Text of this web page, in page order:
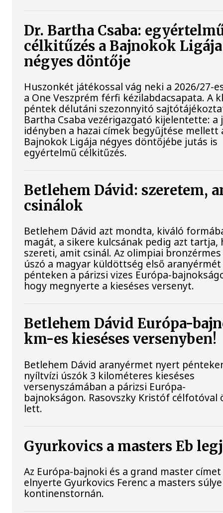
Dr. Bartha Csaba:
célkitűzés a Bajnokok Ligája
négyes döntője
Huszonkét játékossal vág neki a 2026/27-
a One Veszprém férfi kézilabdacsapata. A
péntek délutáni szezonnyitó
Bartha Csaba vezérigazgató kijelentette: a
idényben a hazai címek begyűjtése mellett
Bajnokok Ligája négyes döntőjébe jutás is
egyértelmű célkitűzés.
Betlehem Dávid: szeretem,
csinálok
Betlehem Dávid azt mondta, kiváló
magát, a sikere kulcsának pedig azt tartja,
szereti, amit csinál. Az olimpiai
úszó a magyar küldöttség első
pénteken a párizsi vizes Európa-
hogy megnyerte a kieséses versenyt.
Betlehem Dávid Európa-
km-es kieséses versenyben!
Betlehem Dávid aranyérmet nyert
nyíltvízi úszók 3 kilométeres kieséses
versenyszámában a párizsi Európa-
bajnokságon. Rasovszky Kristóf célfotóval
lett.
Gyurkovics a masters Eb
Az Európa-bajnoki és a grand master
elnyerte Gyurkovics Ferenc a masters
kontinenstornán.